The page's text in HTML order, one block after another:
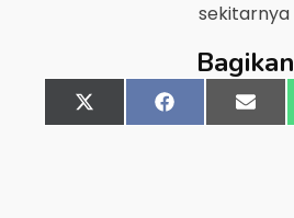
sekitarnya
Bagikan
Share
on
X
(Twitter)
Share
on
FacebookShare
on
Email